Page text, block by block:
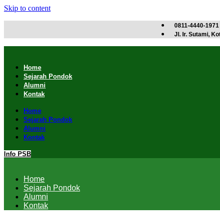
Skip to content
0811-4440-1971
Jl. Ir. Sutami,
Home
Sejarah Pondok
Alumni
Kontak
Home
Sejarah Pondok
Alumni
Kontak
Info PSB
Home
Sejarah Pondok
Alumni
Kontak